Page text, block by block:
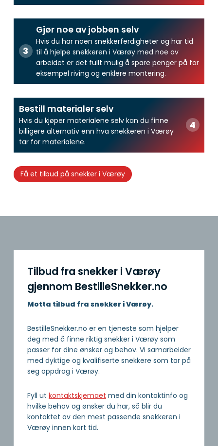
Gjør noe av jobben selv
Hvis du har noen snekkerferdigheter og har tid
til å hjelpe snekkeren i Værøy med noe av
arbeidet er det fullt mulig å spare penger på for
eksempel riving og enklere montering.
Bestill materialer selv
Hvis du kjøper materialene selv kan du finne
billigere alternativ enn hva snekkeren i Værøy
tar for materialene.
Få et tilbud på snekker i Værøy
Tilbud fra snekker i Værøy
gjennom BestilleSnekker.no
Motta tilbud fra snekker i Værøy.
BestilleSnekker.no er en tjeneste som hjelper
deg med å finne riktig snekker i Værøy som
passer for dine ønsker og behov. Vi samarbeider
med dyktige og kvalifiserte snekkere som tar på
seg oppdrag i Værøy.
Fyll ut kontaktskjemaet med din kontaktinfo og
hvilke behov og ønsker du har, så blir du
kontaktet av den mest passende snekkeren i
Værøy innen kort tid.